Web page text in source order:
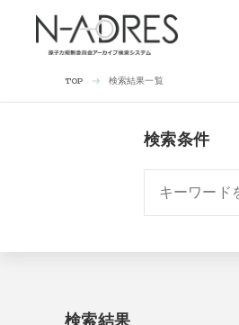
TOP 検索結果一覧
検索条件
検索結果